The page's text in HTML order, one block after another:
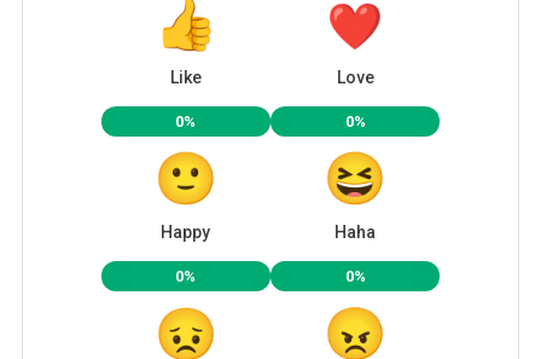
Like Love
0%
Happy
0%
Haha
0% 0%